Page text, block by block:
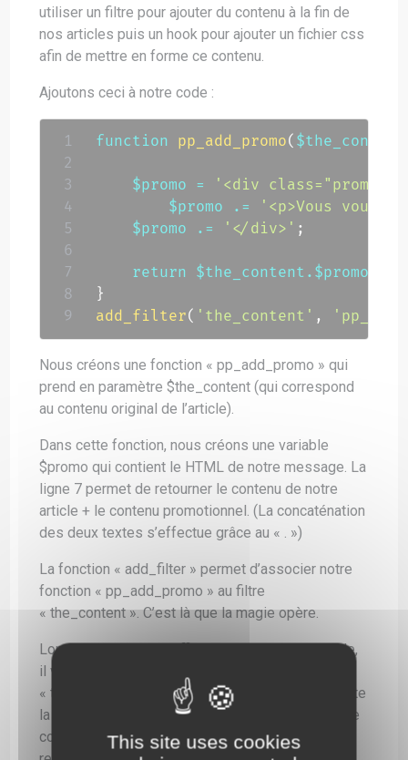
utiliser un filtre pour ajouter du contenu à la fin de
nos articles puis un hook pour ajouter un fichier css
afin de mettre en forme ce contenu.
Ajoutons ceci à notre code :
function pp_add_promo( $the_content
$promo = '<div class="promo">'
$promo
.=
'<p>Vous
$promo
.= '</div>' ;
return $the_content . $promo
}
add_filter( 'the_content' ,
Nous créons une fonction « pp_add_promo » qui
prend en paramètre $the_content (qui correspond
au contenu original de l’article).
Dans cette fonction, nous créons une variable
$promo qui contient le HTML de notre message. La
ligne 7 permet de retourner le contenu de notre
article + le contenu promotionnel. (La concaténation
des deux textes s’effectue grâce au « . »)
La fonction « add_filter » permet d’associer notre
fonction « pp_add_promo » au filtre
« the_content ». C’est là que la magie opère.
Lorsque WordPress affiche le contenu d’un article,
il vérifie s’il existe une fonction associée au filtre
« the_content ». Si c’est le cas, WordPress exécute
la fonction associée en donnant à cette fonction le
contenu de l’article. La fonction exécutée doit
This site uses cookies